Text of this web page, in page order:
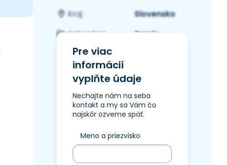
Kraj:
Slovensko
Kategória:
Servis
Pre viac
informácií
vyplňte údaje
Nechajte nám na seba
kontakt a my sa Vám čo
najskôr ozveme späť.
Meno a priezvisko